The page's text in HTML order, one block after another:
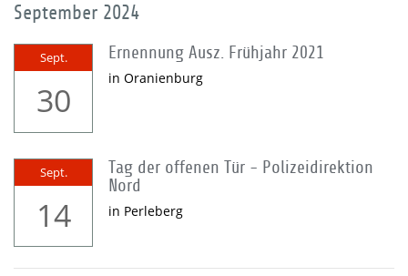
September 2024
Sept.
30
Ernennung Ausz. Frühjahr 2021
in Oranienburg
Sept.
14
Tag der offenen Tür - Polizeidirektion
Nord
in Perleberg